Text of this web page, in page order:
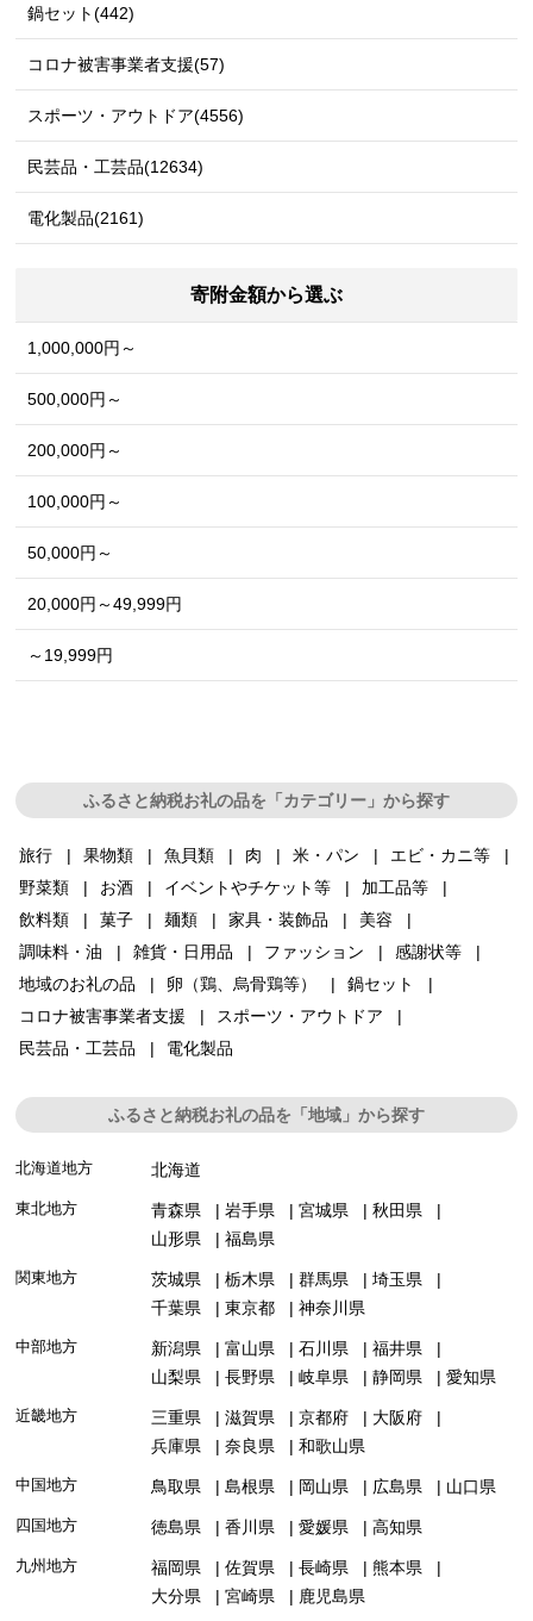
鍋セット(442)
コロナ被害事業者支援(57)
スポーツ・アウトドア(4556)
民芸品・工芸品(12634)
電化製品(2161)
寄附金額から選ぶ
1,000,000円～
500,000円～
200,000円～
100,000円～
50,000円～
20,000円～49,999円
～19,999円
ふるさと納税お礼の品を「カテゴリー」から探す
旅行 果物類 魚貝類 肉 米・パン
エビ・カニ等
野菜類
お酒 イベントやチケット等
加工品等
飲料類
菓子 麺類 家具・装飾品
美容
調味料・油
雑貨・日用品 ファッション
感謝状等
地域のお礼の品
卵（鶏、烏骨鶏等）
鍋セット
コロナ被害事業者支援
スポーツ・アウトドア
民芸品・工芸品
電化製品
ふるさと納税お礼の品を「地域」から探す
北海道地方 北海道
東北地方 青森県 岩手県 宮城県
秋田県
山形県
福島県
関東地方 茨城県 栃木県 群馬県
埼玉県
千葉県
東京都 神奈川県
中部地方 新潟県 富山県 石川県
福井県
山梨県
長野県 岐阜県 静岡県 愛知県
近畿地方 三重県 滋賀県 京都府
大阪府
兵庫県
奈良県 和歌山県
中国地方 鳥取県 島根県 岡山県 広島県 山口県
四国地方 徳島県 香川県 愛媛県 高知県
九州地方 福岡県 佐賀県 長崎県
熊本県
大分県
宮崎県 鹿児島県